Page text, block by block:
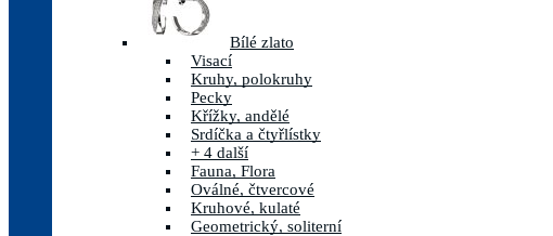
Bílé zlato
Visací
Kruhy, polokruhy
Pecky
Křížky, andělé
Srdíčka a čtyřlístky
+ 4 další
Fauna, Flora
Oválné, čtvercové
Kruhové, kulaté
Geometrický, soliterní